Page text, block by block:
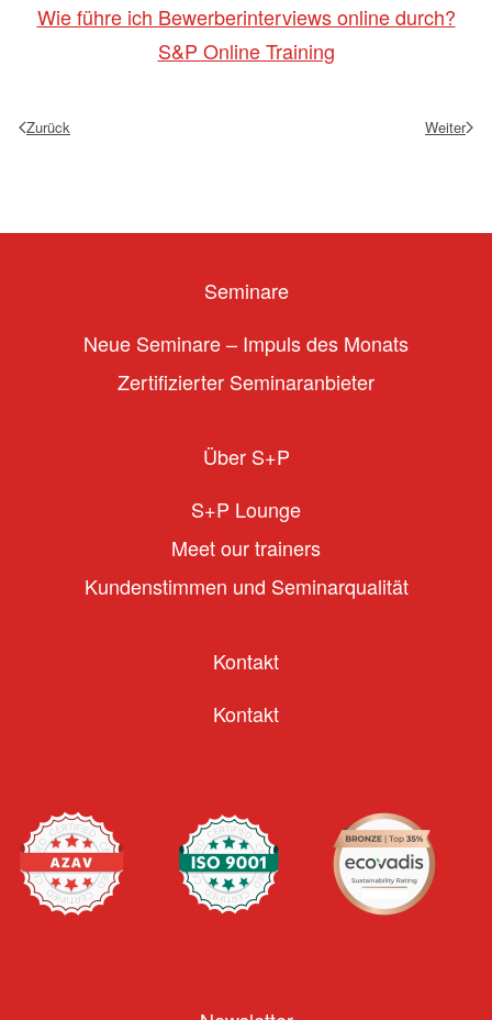
Wie führe ich Bewerberinterviews online durch?
S&P Online Training
Zurück Weiter
Seminare
Neue Seminare – Impuls des Monats
Zertifizierter Seminaranbieter
Über S+P
S+P Lounge
Meet our trainers
Kundenstimmen und Seminarqualität
Kontakt
Kontakt